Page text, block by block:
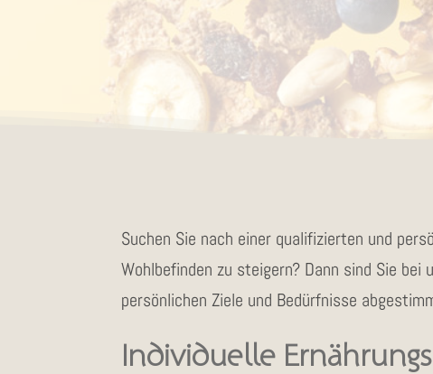
Suchen Sie nach einer qualifizierten und
Wohlbefinden zu steigern? Dann sind Sie
persönlichen Ziele und Bedürfnisse
Individuelle